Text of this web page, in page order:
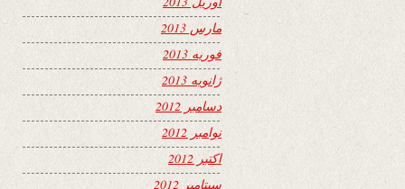
مارس 2013
فوریه 2013
ژانویه 2013
دسامبر 2012
نوامبر 2012
اکتبر 2012
سپتامبر 2012